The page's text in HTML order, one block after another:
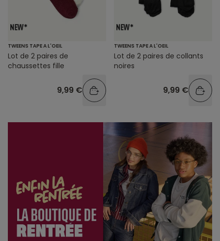
TWEENS TAPE A L'OEIL
Lot de 2 paires de
chaussettes fille
9,99 €
TWEENS TAPE A L'OEIL
Lot de 2 paires de collants
noires
9,99 €